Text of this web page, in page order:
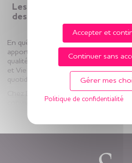
Les résidences seniors
des solutions
âgées
En quête de sérénité ? Nos
apportent confort et bien-être grâce
qualité et adaptés aux seniors. Les
et Vie sont des lieux vie imaginés
quotidien.
Chez Espace et Vie, vous profitez
conviviale, humaine et sécurisante, à
Vous êtes ici, chez vous ! Votre
vie privatif et vous êtes libre d’y
Chaque jour, nous mettons à
Accepter et
Continuer sans
Gérer mes
Politique de confidentialité